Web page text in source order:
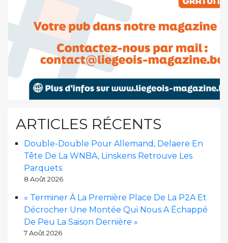
ARTICLES RÉCENTS
Double-Double Pour Allemand, Delaere En
Tête De La WNBA, Linskens Retrouve Les
Parquets
8 Août 2026
« Terminer À La Première Place De La P2A Et
Décrocher Une Montée Qui Nous A Échappé
De Peu La Saison Dernière »
7 Août 2026